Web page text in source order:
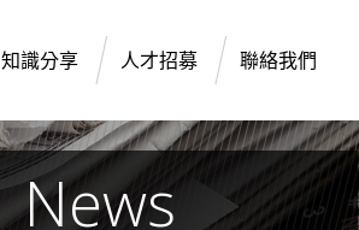
知識分享 人才招募 聯絡我們
News